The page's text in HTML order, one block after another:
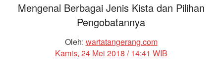
Mengenal Berbagai Jenis Kista dan Pilihan
Pengobatannya
Oleh: wartatangerang.com
Kamis, 24 Mei 2018 / 14:41 WIB